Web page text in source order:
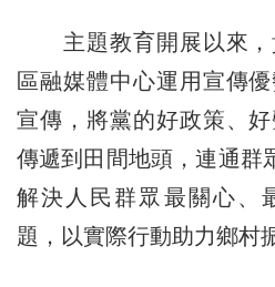
主題教育開展以來，
區融媒體中心運用宣傳
宣傳，將黨的好政策、好
傳遞到田間地頭，連通群
解決人民群眾最關心、
題，以實際行動助力鄉村